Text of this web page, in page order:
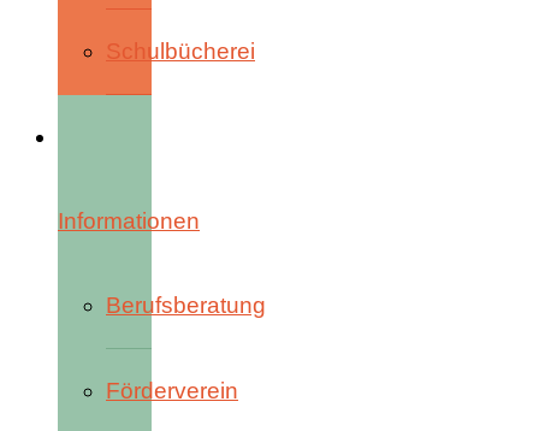
Schulbücherei
Informationen
Berufsberatung
Förderverein